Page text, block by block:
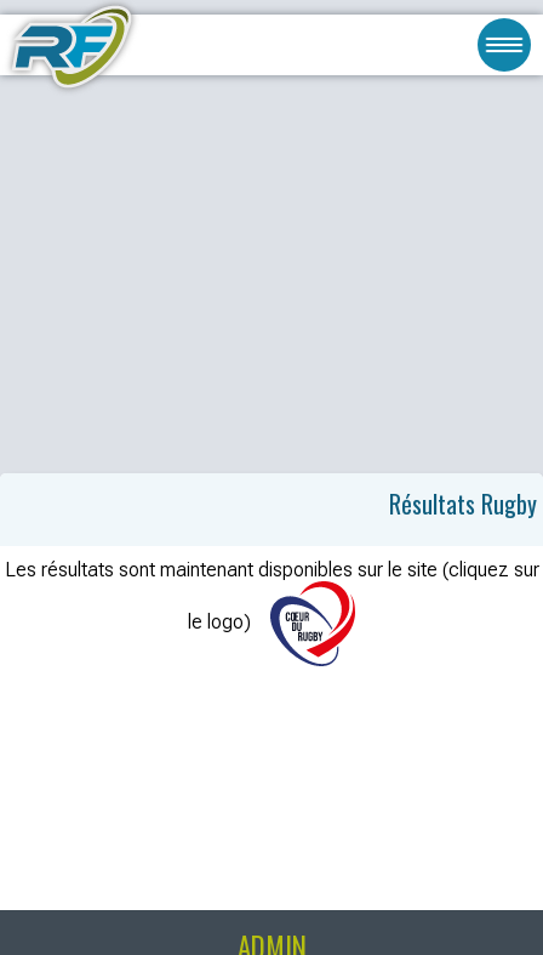
Résultats Rugby
Les résultats sont maintenant disponibles sur le site (cliquez sur
le logo)